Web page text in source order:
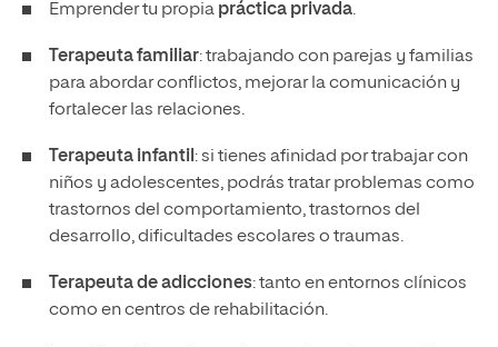
Emprender tu propia práctica privada.
Terapeuta familiar: trabajando con parejas y familias
para abordar conflictos, mejorar la comunicación y
fortalecer las relaciones.
Terapeuta infantil : si tienes afinidad por trabajar con
niños y adolescentes, podrás tratar problemas como
trastornos del comportamiento, trastornos del
desarrollo, dificultades escolares o traumas.
Terapeuta de adicciones: tanto en entornos clínicos
como en centros de rehabilitación.